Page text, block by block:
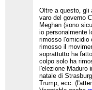
Oltre a questo, gli
varo del governo
Meghan (sono
io personalmente
rimosso l'omicidio
rimosso il
soprattutto ha
colpo solo ha
l'elezione Maduro
natale di
Trump, ecc.